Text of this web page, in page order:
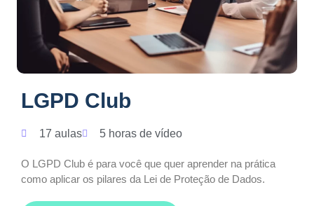
LGPD Club
17 aulas 5 horas de vídeo
O LGPD Club é para você que quer aprender na prática
como aplicar os pilares da Lei de Proteção de Dados.